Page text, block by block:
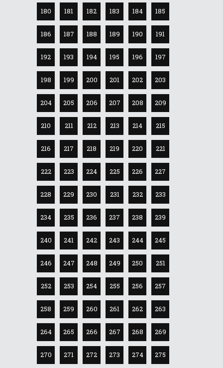
180 181 182 183 184 185
186 187 188 189 190 191
192 193 194 195 196 197
198 199 200 201 202 203
204 205 206 207 208 209
210 211 212 213 214 215
216 217 218 219 220 221
222 223 224 225 226 227
228 229 230 231 232 233
234 235 236 237 238 239
240 241 242 243 244 245
246 247 248 249 250 251
252 253 254 255 256 257
258 259 260 261 262 263
264 265 266 267 268 269
270 271 272 273 274 275